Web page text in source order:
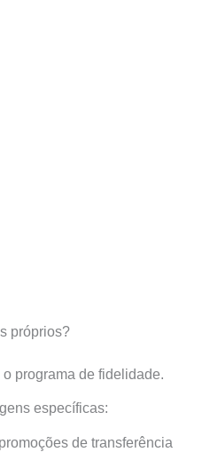
próprios?
programa de fidelidade.
específicas:
de transferência